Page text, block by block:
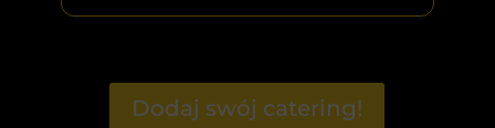
Dodaj swój catering!